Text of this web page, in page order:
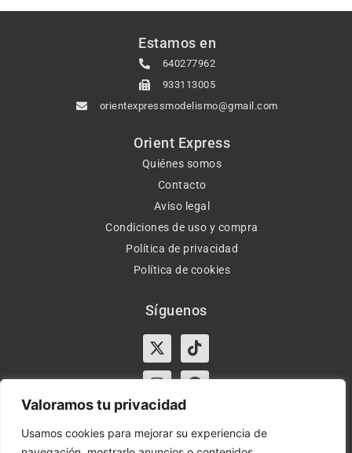
Valoramos tu privacidad
Usamos cookies para mejorar su experiencia de
Estamos en
640277962
933113005
orientexpressmodelismo@gmail.com
Orient Express
Quiénes somos
Contacto
Aviso legal
Condiciones de uso y compra
Política de privacidad
Política de cookies
Síguenos
X-
twitter
Tiktok
InstagramFacebook